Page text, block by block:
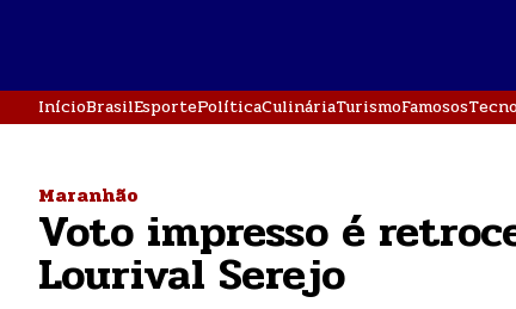
InícioBrasilEsportePolíticaCulináriaTurismoFamosos
Maranhão
Voto impresso é
Lourival Serejo